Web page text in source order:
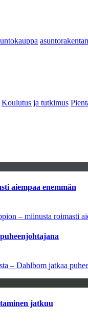
Koulutus ja tutkimus
aiempaa enemmän
– miinusta roimasti
– Dahlbom jatkaa
jatkuu